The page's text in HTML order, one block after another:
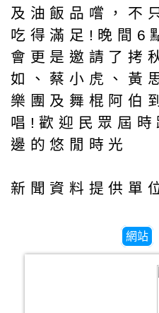
及油飯品嚐，不
吃得滿足!晚間6
會更是邀請了拷
如、蔡小虎、黃
樂團及舞棍阿伯
唱!歡迎民眾屆時
邊的悠閒時光
新聞資料提供單
網站